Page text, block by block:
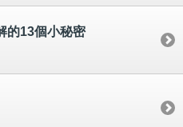
的13個小秘密